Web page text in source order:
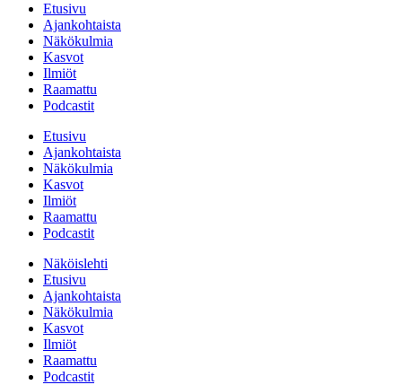
Etusivu
Ajankohtaista
Näkökulmia
Kasvot
Ilmiöt
Raamattu
Podcastit
Etusivu
Ajankohtaista
Näkökulmia
Kasvot
Ilmiöt
Raamattu
Podcastit
Näköislehti
Etusivu
Ajankohtaista
Näkökulmia
Kasvot
Ilmiöt
Raamattu
Podcastit